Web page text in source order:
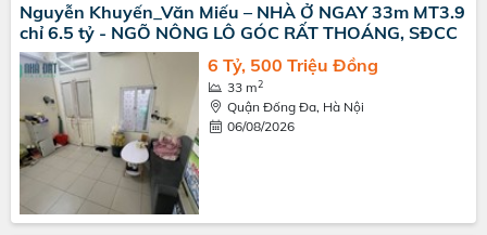
Nguyễn Khuyến_Văn Miếu – NHÀ Ở NGAY 33m MT3.9
chỉ 6.5 tỷ - NGÕ NÔNG LÔ GÓC RẤT THOÁNG, SĐCC
6 Tỷ, 500 Triệu Đồng
33 m2
Quận Đống Đa, Hà Nội
06/08/2026